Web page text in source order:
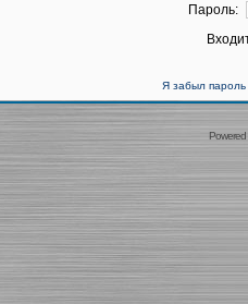
Пароль:
Я забыл пароль